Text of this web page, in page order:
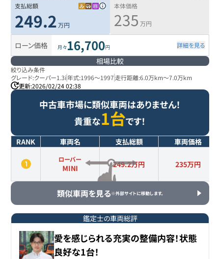
支払総額
249.2 万円
本体価格
235 万円
ローン価格 月々16,700円 詳細を見る
相場比較
絞り込み条件
グレード:クーパー1.3i年式:1996～1997 走行距離:6.0万km～7.0万km
更新:2026/02/24 02:38
中古車市場に類似車両はありません！
貴重な1台です！
RANK 車両名 支払総額 車両価格
ローバー
MINI 249.2万円 235万円
類似車両を見る※外部サイトに移動します。
鑑定士の車両総評
愛を感じられる充実の整備内容！状態
良好な1台！